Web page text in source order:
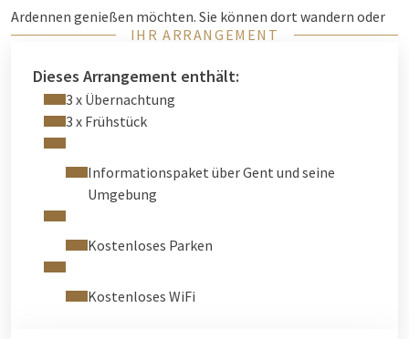
Ardennen genießen möchten. Sie können dort wandern oder
Rad fahren – alles ist möglich.
Fragen Sie bei Ihrer Ankunft unbedingt an der Rezeption nach
weiteren Informationen.
IHR ARRANGEMENT
Dieses Arrangement enthält:
3 x Übernachtung
3 x Frühstück
Informationspaket über Gent und seine
Umgebung
Kostenloses Parken
Kostenloses WiFi